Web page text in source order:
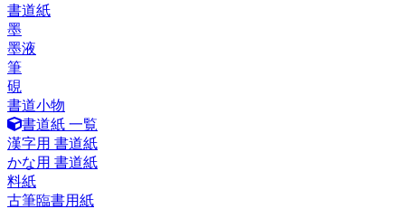
書道紙
墨
墨液
筆
硯
書道小物
書道紙 一覧
漢字用 書道紙
かな用 書道紙
料紙
古筆臨書用紙